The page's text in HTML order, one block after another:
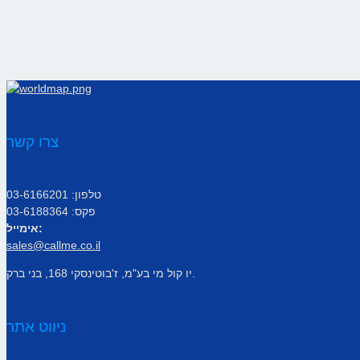
צרו קשר
טלפון: 03-6166201
פקס: 03-6188364
אימייל:
sales@callme.co.il
ניווט אתר